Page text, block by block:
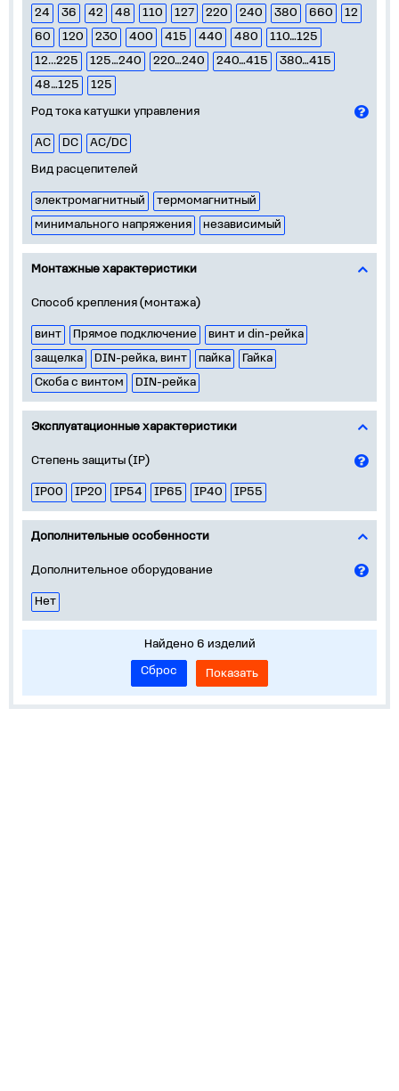
24 36 42 48 110 127 220 240 380 660
12
60
120 230 400 415 440 480
110…125
12...225
125…240 220…240 240…415
380…415
48…125
125
Род тока катушки управления
AC DC
AC/DC
Вид расцепителей
электромагнитный
термомагнитный
минимального напряжения
независимый
Монтажные характеристики
Способ крепления (монтажа)
винт Прямое подключение
винт и din-рейка
защелка
DIN-рейка, винт пайка
Гайка
Скоба с винтом
DIN-рейка
Эксплуатационные характеристики
Степень защиты (IP)
IP00 IP20 IP54 IP65 IP40 IP55
Дополнительные особенности
Дополнительное оборудование
Нет
Найдено 6 изделий
Сброс
Показать